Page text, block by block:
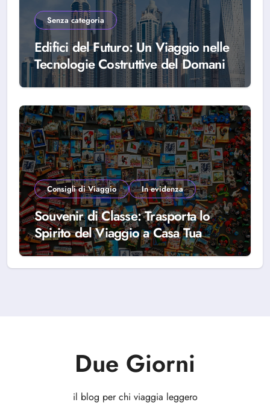
Senza categoria
Edifici del Futuro: Un Viaggio nelle
Tecnologie Costruttive del Domani
Consigli di Viaggio In evidenza
Souvenir di Classe: Trasporta lo
Spirito del Viaggio a Casa Tua
Due Giorni
il blog per chi viaggia leggero